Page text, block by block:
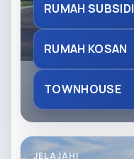
RUMAH SUBSIDI
RUMAH KOSAN
TOWNHOUSE
JELAJAHI